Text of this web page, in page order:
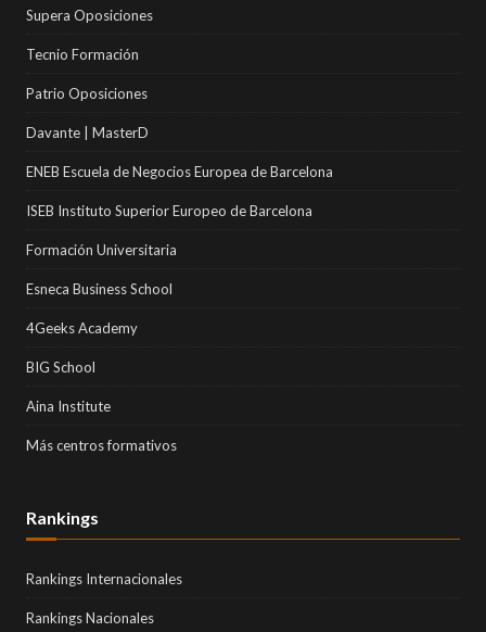
Supera Oposiciones
Tecnio Formación
Patrio Oposiciones
Davante | MasterD
ENEB Escuela de Negocios Europea de Barcelona
ISEB Instituto Superior Europeo de Barcelona
Formación Universitaria
Esneca Business School
4Geeks Academy
BIG School
Aina Institute
Más centros formativos
Rankings
Rankings Internacionales
Rankings Nacionales